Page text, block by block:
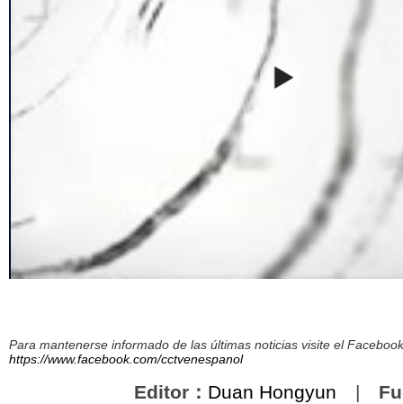
Para mantenerse informado de las últimas noticias visite el
https://www.facebook.com/cctvenespanol
Editor： Duan Hongyun |